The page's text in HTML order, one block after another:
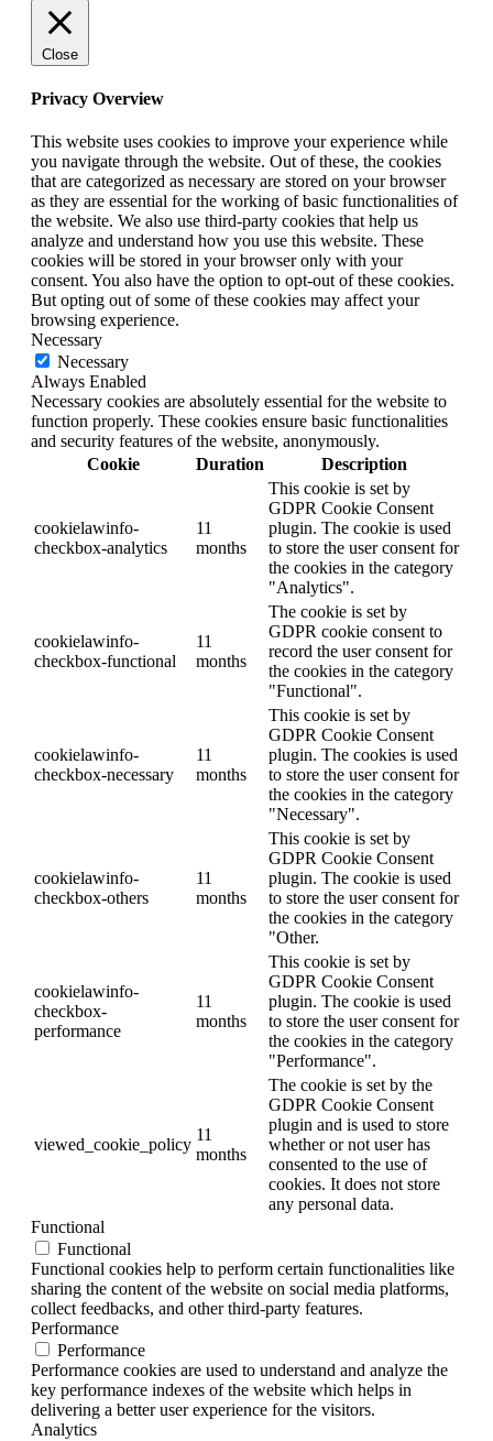
Close
Privacy Overview
This website uses cookies to improve your experience while
you navigate through the website. Out of these, the cookies
that are categorized as necessary are stored on your browser
as they are essential for the working of basic functionalities of
the website. We also use third-party cookies that help us
analyze and understand how you use this website. These
cookies will be stored in your browser only with your
consent. You also have the option to opt-out of these cookies.
But opting out of some of these cookies may affect your
browsing experience.
Necessary
Necessary
Always Enabled
Necessary cookies are absolutely essential for the website to
function properly. These cookies ensure basic functionalities
and security features of the website, anonymously.
Cookie
Duration Description
cookielawinfo-
checkbox-analytics
11
months
This cookie is set by
GDPR Cookie Consent
plugin. The cookie is used
to store the user consent for
the cookies in the category
"Analytics".
cookielawinfo-
checkbox-functional
11
months
The cookie is set by
GDPR cookie consent to
record the user consent for
the cookies in the category
"Functional".
cookielawinfo-
checkbox-necessary
11
months
This cookie is set by
GDPR Cookie Consent
plugin. The cookies is used
to store the user consent for
the cookies in the category
"Necessary".
cookielawinfo-
checkbox-others
11
months
This cookie is set by
GDPR Cookie Consent
plugin. The cookie is used
to store the user consent for
the cookies in the category
"Other.
cookielawinfo-
checkbox-
performance
11
months
This cookie is set by
GDPR Cookie Consent
plugin. The cookie is used
to store the user consent for
the cookies in the category
"Performance".
viewed_cookie_policy
11
months
The cookie is set by the
GDPR Cookie Consent
plugin and is used to store
whether or not user has
consented to the use of
cookies. It does not store
any personal data.
Functional
Functional
Functional cookies help to perform certain functionalities like
sharing the content of the website on social media platforms,
collect feedbacks, and other third-party features.
Performance
Performance
Performance cookies are used to understand and analyze the
key performance indexes of the website which helps in
delivering a better user experience for the visitors.
Analytics